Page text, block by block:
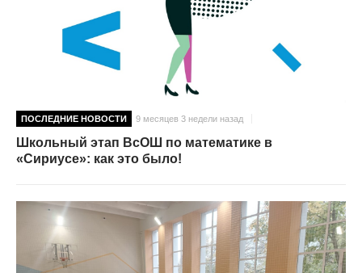
ПОСЛЕДНИЕ НОВОСТИ 9 месяцев 3 недели назад
Школьный этап ВсОШ по математике в
«Сириусе»: как это было!